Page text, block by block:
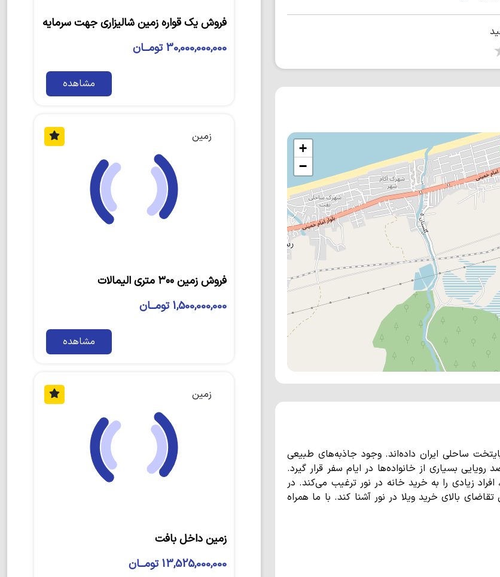
2
+
−
ساحلی ایران داده‌اند. وجود جاذبه‌های طبیعی
بسیاری از خانواده‌ها در ایام سفر قرار گیرد.
زیادی را به خرید خانه در نور ترغیب می‌کند. در
بالای خرید ویلا در نور آشنا کند. با ما همراه
فروش یک قواره زمین شالیزاری جهت سرمایه‌
30,000,000,000 تومــان
مشاهده
زمین
فروش زمین ۳۰۰ متری الیمالات
1,500,000,000 تومــان
مشاهده
زمین
زمین داخل بافت
13,525,000,000 تومــان